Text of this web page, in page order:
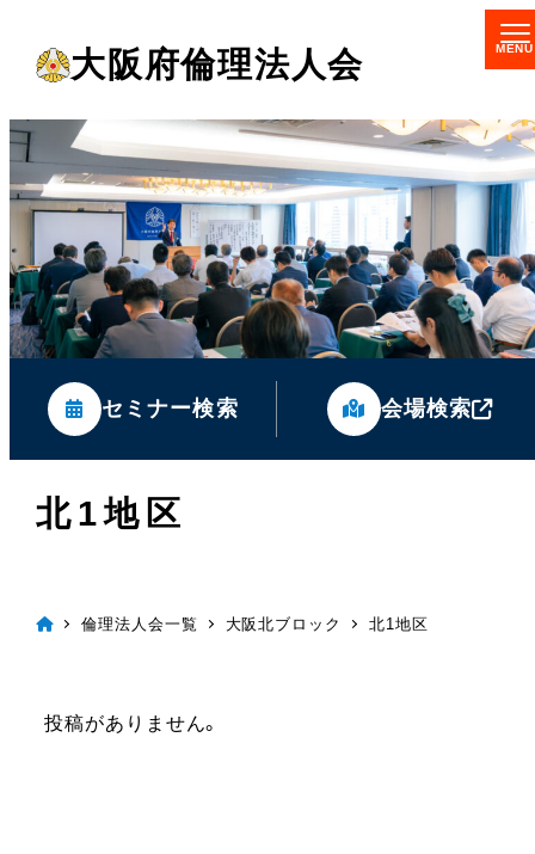
コ
ン
テ
ン
ツ
へ
大阪府倫理法人会
セミナー検索 会場検索
北1地区
倫理法人会一覧 大阪北ブロック 北1地区
投稿がありません。